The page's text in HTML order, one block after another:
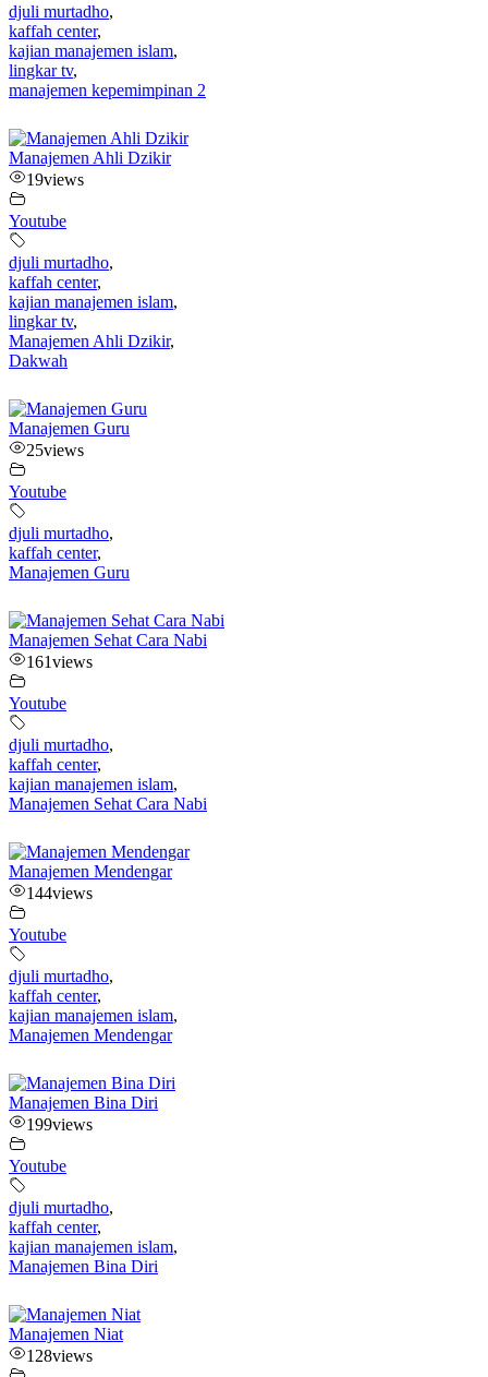
djuli murtadho,
kaffah center,
kajian manajemen islam,
lingkar tv,
manajemen kepemimpinan 2
Manajemen Ahli Dzikir
19views
Youtube
djuli murtadho,
kaffah center,
kajian manajemen islam,
lingkar tv,
Manajemen Ahli Dzikir,
Dakwah
Manajemen Guru
25views
Youtube
djuli murtadho,
kaffah center,
Manajemen Guru
Manajemen Sehat Cara Nabi
161views
Youtube
djuli murtadho,
kaffah center,
kajian manajemen islam,
Manajemen Sehat Cara Nabi
Manajemen Mendengar
144views
Youtube
djuli murtadho,
kaffah center,
kajian manajemen islam,
Manajemen Mendengar
Manajemen Bina Diri
199views
Youtube
djuli murtadho,
kaffah center,
kajian manajemen islam,
Manajemen Bina Diri
Manajemen Niat
128views